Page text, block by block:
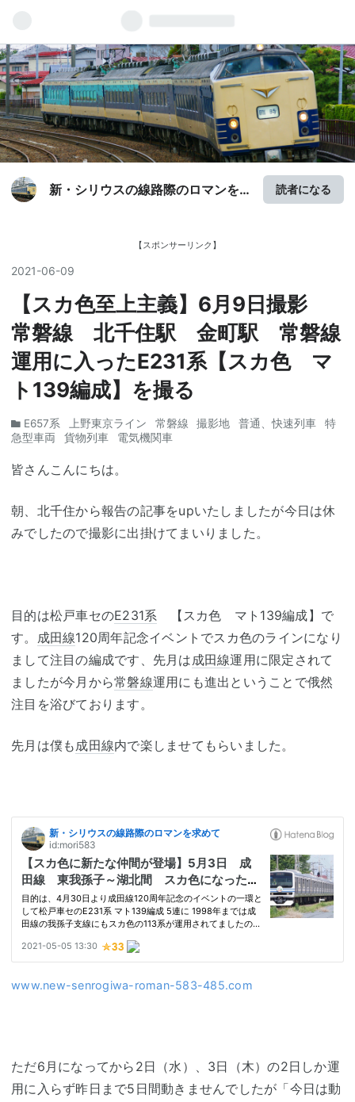
新・シリウスの線路際のロマンを
読者になる
【スポンサーリンク】
2021-06-09
【スカ色至上主義】6月9日撮影
常磐線 北千住駅 金町駅 常磐線
運用に入ったE231系【スカ色 マ
ト139編成】を撮る
E657系 上野東京ライン 常磐線 撮影地 普通、快速列車
特
急型車両
貨物列車 電気機関車
皆さんこんにちは。
朝、北千住から報告の記事をupいたしましたが今日は休
みでしたので撮影に出掛けてまいりました。
目的は松戸車セのE231系 【スカ色 マト139編成】で
す。 成田線120周年記念イベントでスカ色のラインになり
まして注目の編成です、先月は成田線運用に限定されて
ましたが今月から常磐線運用にも進出ということで俄然
注目を浴びております。
先月は僕も成田線内で楽しませてもらいました。
www.new-senrogiwa-roman-583-485.com
ただ6月になってから2日（水）、3日（木）の2日しか運
用に入らず昨日まで5日間動きませんでしたが「今日は動